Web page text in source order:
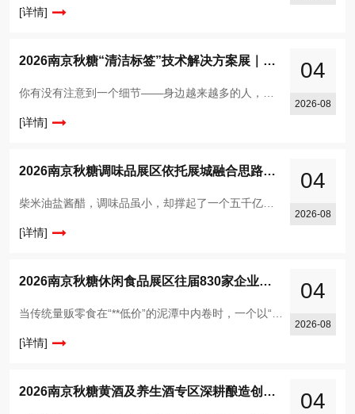
[详情]
04
2026-08
2026南京秋糖“清洁标签”技术解决方案展｜保水护色防腐成本四重突破
[详情]
04
2026-08
2026南京秋糖调味品展区依托展城融合思路与南京携手打造秋糖季促消费活动
[详情]
04
2026-08
2026南京秋糖休闲食品展区往届830家企业参展现场意向成交额达15.6亿元
[详情]
04
2026南京秋糖黄酒及养生酒专区深耕酿造创新适配白酒黄酒果酒功能性酒企